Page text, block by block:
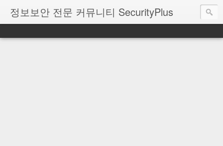
정보보안 전문 커뮤니티 SecurityPlus